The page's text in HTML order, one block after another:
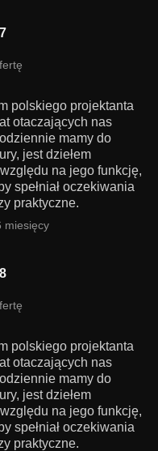
polskiego projektanta
otaczających nas
mamy do
jest dziełem
na jego funkcję,
spełniał oczekiwania
praktyczne.
miesięcy
polskiego projektanta
otaczających nas
mamy do
jest dziełem
na jego funkcję,
spełniał oczekiwania
praktyczne.